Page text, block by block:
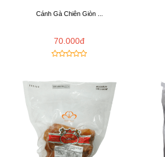
Cánh Gà Chiên Giòn ...
70.000đ